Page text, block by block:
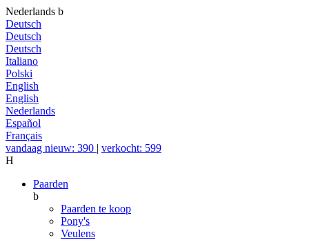
Nederlands b
Deutsch
Deutsch
Deutsch
Italiano
Polski
English
English
Nederlands
Español
Français
vandaag nieuw: 390 | verkocht: 599
H
Paarden
b
Paarden te koop
Pony's
Veulens